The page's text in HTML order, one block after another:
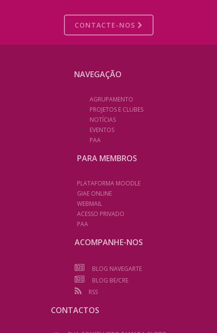
CONTACTE-NOS
NAVEGAÇÃO
AGRUPAMENTO
PROJETOS E CLUBES
NOTÍCIAS
EVENTOS
PAA
PARA MEMBROS
PLATAFORMA MOODLE
GIAE ONLINE
WEBMAIL
ACESSO PRIVADO
PAA
ACOMPANHE-NOS
BLOG NAVEGARTE
BLOG BE/CRE
RSS
CONTACTOS